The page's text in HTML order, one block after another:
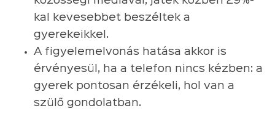
kal kevesebbet beszéltek a
gyerekeikkel.
A figyelemelvonás hatása akkor is
érvényesül, ha a telefon nincs kézben: a
gyerek pontosan érzékeli, hol van a
szülő gondolatban.